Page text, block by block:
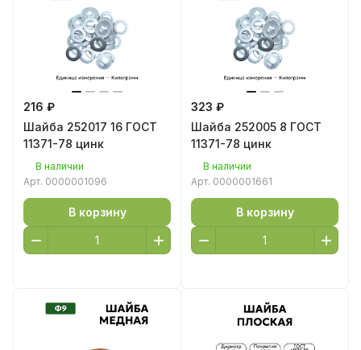
216 ₽
Шайба 252017 16 ГОСТ
11371-78 цинк
В наличии
Арт. 0000001096
В корзину
323 ₽
Шайба 252005 8 ГОСТ
11371-78 цинк
В наличии
Арт. 0000001661
В корзину